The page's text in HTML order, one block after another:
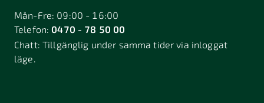
Mån-Fre: 09:00 - 16:00
Telefon:0470 - 78 50 00
Chatt:Tillgänglig under samma tider via inloggat
läge.